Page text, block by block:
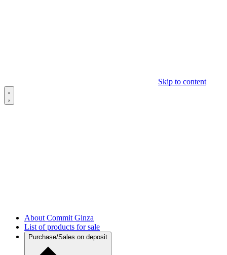
Skip to content
About Commit Ginza
List of products for sale
Purchase/Sales on deposit